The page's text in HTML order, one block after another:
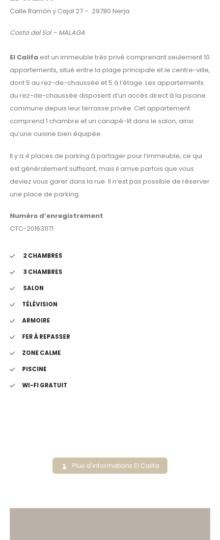
Calle Ramón y Cajal 27 – 29780 Nerja
Costa del Sol – MALAGA
El Califa est un immeuble très privé comprenant seulement 10
appartements, situé entre la plage principale et le centre-ville,
dont 5 au rez-de-chaussée et 5 à l’étage. Les appartements
du rez-de-chaussée disposent d’un accès direct à la piscine
commune depuis leur terrasse privée. Cet appartement
comprend 1 chambre et un canapé-lit dans le salon, ainsi
qu’une cuisine bien équipée.
Il y a 4 places de parking à partager pour l’immeuble, ce qui
est généralement suffisant, mais il arrive parfois que vous
deviez vous garer dans la rue. Il n’est pas possible de réserver
une place de parking.
Numéro d’enregistrement
CTC-201631171
2 CHAMBRES
3 CHAMBRES
SALON
TÉLÉVISION
ARMOIRE
FER À REPASSER
ZONE CALME
PISCINE
WI-FI GRATUIT
Plus d'informations El Califa